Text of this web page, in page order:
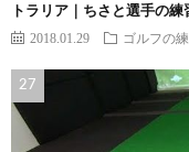
トラリア｜ちさと選手の
2018.01.29 ゴルフの